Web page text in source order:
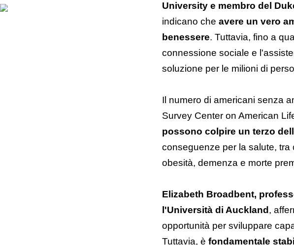
University e membro del
indicano cheavere un vero
benessere. Tuttavia, fino a
connessione sociale e
soluzione per le milioni di
Il numero di americani senza
Survey Center on American
possono colpire un terzo
conseguenze per la salute, tra
obesità, demenza e morte
Elizabeth Broadbent,
l'Università di Auckland ,
opportunità per sviluppare
Tuttavia, èfondamentale